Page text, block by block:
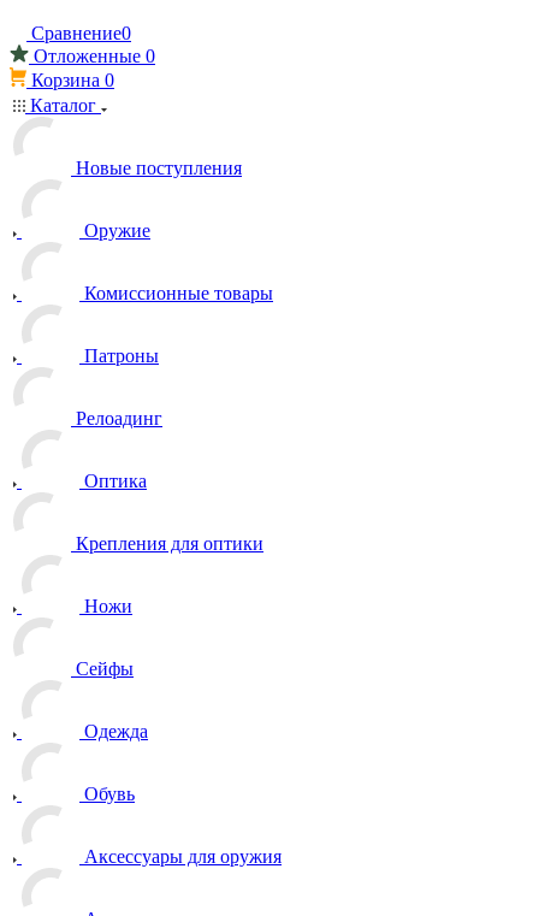
Сравнение0
Отложенные 0
Корзина 0
Каталог
Новые поступления
Оружие
Комиссионные товары
Патроны
Релоадинг
Оптика
Крепления для оптики
Ножи
Сейфы
Одежда
Обувь
Аксессуары для оружия